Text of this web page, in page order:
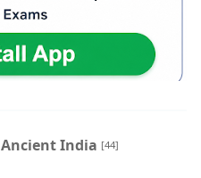
Ancient India [44]